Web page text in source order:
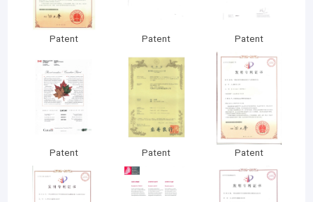
Patent Patent Patent
Patent Patent Patent